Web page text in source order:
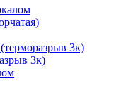
3к)
3к)